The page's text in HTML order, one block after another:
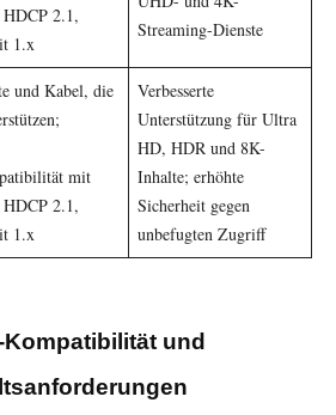
2.1,
1.x
Streaming-Dienste
und Kabel, die
mit
2.1,
1.x
Verbesserte
Unterstützung für Ultra
HD, HDR und 8K-
Inhalte; erhöhte
Sicherheit gegen
unbefugten Zugriff
Kompatibilität und